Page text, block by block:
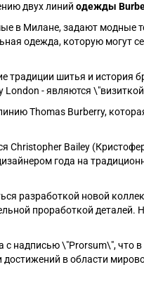
двух линий одежды
в Милане, задают модные
одежда, которую могут
традиции шитья и история
London - являются
Thomas Burberry,
Christopher Bailey
года на
разработкой новой
проработкой деталей.
надписью \"Prorsum\", что в
достижений в области